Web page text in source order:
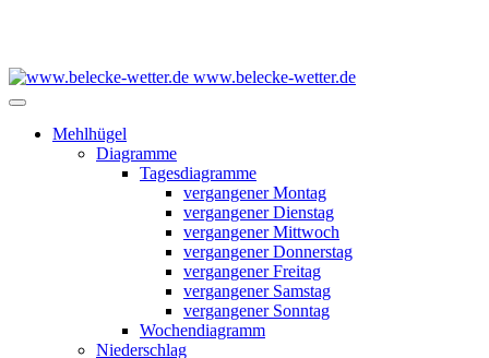
www.belecke-wetter.de
Mehlhügel
Diagramme
Tagesdiagramme
vergangener Montag
vergangener Dienstag
vergangener Mittwoch
vergangener Donnerstag
vergangener Freitag
vergangener Samstag
vergangener Sonntag
Wochendiagramm
Niederschlag